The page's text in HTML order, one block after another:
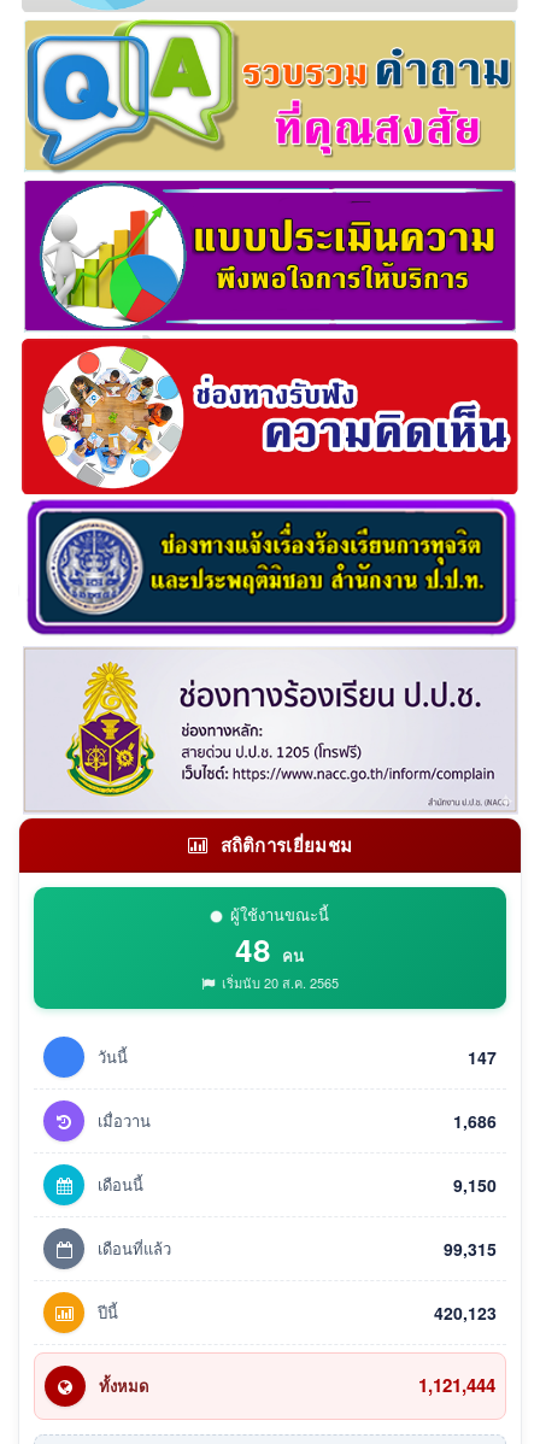
สถิติการเยี่ยมชม
ผู้ใช้งานขณะนี้
48 คน
เริ่มนับ 20 ส.ค. 2565
วันนี้ 147
เมื่อวาน 1,686
เดือนนี้ 9,150
เดือนที่แล้ว 99,315
ปีนี้ 420,123
ทั้งหมด 1,121,444